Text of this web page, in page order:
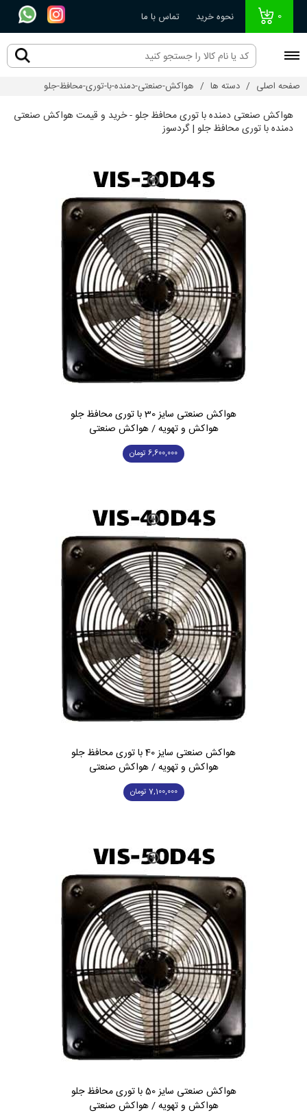
0 نحوه خرید تماس با ما
صفحه اصلی دسته ها هواکش-صنعتی-دمنده-با-توری-محافظ-جلو
هواکش صنعتی دمنده با توری محافظ جلو - خرید و قیمت هواکش صنعتی
دمنده با توری محافظ جلو | گردسوز
هواکش صنعتی سایز 30 با توری محافظ جلو
هواکش و تهویه / هواکش صنعتی
6,600,000 تومان
هواکش صنعتی سایز 40 با توری محافظ جلو
هواکش و تهویه / هواکش صنعتی
7,100,000 تومان
هواکش صنعتی سایز 50 با توری محافظ جلو
هواکش و تهویه / هواکش صنعتی